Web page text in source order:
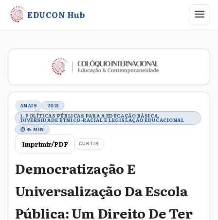
EDUCON Hub Abrir
Metadados do trabalho
ANAIS
2021
1. POLÍTICAS PÚBLICAS PARA A EDUCAÇÃO BÁSICA,
DIVERSIDADE ÉTNICO-RACIAL E LEGISLAÇÃO EDUCACIONAL
⏱ 35 MIN
Imprimir/PDF CURTIR
Democratização E
Universalização Da Escola
Pública: Um Direito De Ter